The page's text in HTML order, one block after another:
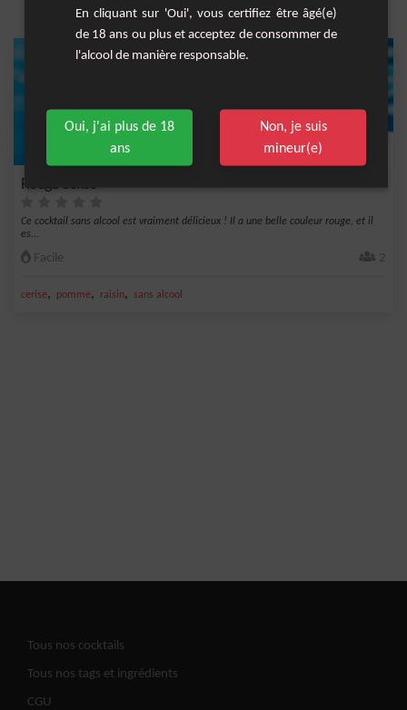
Rouge Cerise
Ce cocktail sans alcool est vraiment délicieux ! Il a une belle couleur rouge, et il
es...
Facile 2
cerise, pomme, raisin, sans alcool
Tous nos cocktails
Tous nos tags et ingrédients
CGU
En cliquant sur 'Oui', vous certifiez être âgé(e)
de 18 ans ou plus et acceptez de consommer de
l'alcool de manière responsable.
Oui, j'ai plus de 18
ans
Non, je suis
mineur(e)